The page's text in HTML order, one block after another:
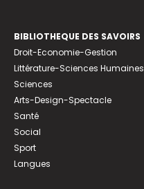
BIBLIOTHEQUE DES SAVOIRS
Droit-Economie-Gestion
Littérature-Sciences Humaines
Sciences
Arts-Design-Spectacle
Santé
Social
Sport
Langues